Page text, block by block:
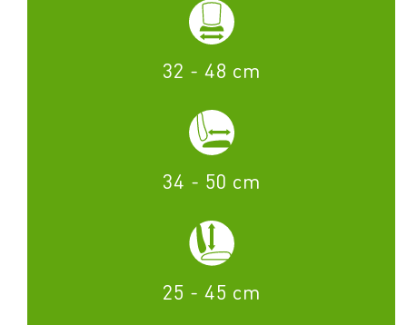
32 - 48 cm
34 - 50 cm
25 - 45 cm